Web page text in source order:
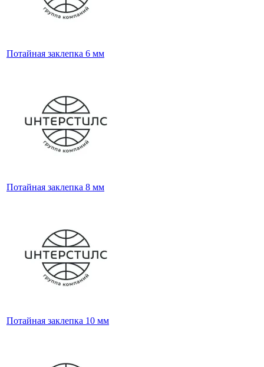
Потайная заклепка 6 мм
Потайная заклепка 8 мм
Потайная заклепка 10 мм